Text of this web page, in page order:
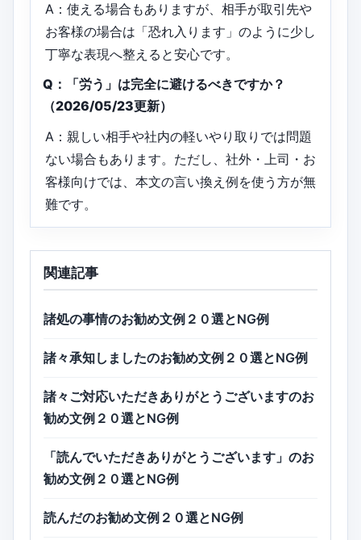
A：使える場合もありますが、相手が取引先や
お客様の場合は「恐れ入ります」のように少し
丁寧な表現へ整えると安心です。
Q：「労う」は完全に避けるべきですか？
（2026/05/23更新）
A：親しい相手や社内の軽いやり取りでは問題
ない場合もあります。ただし、社外・上司・お
客様向けでは、本文の言い換え例を使う方が無
難です。
関連記事
諸処の事情のお勧め文例２０選とNG例
諸々承知しましたのお勧め文例２０選とNG例
諸々ご対応いただきありがとうございますのお
勧め文例２０選とNG例
「読んでいただきありがとうございます」のお
勧め文例２０選とNG例
読んだのお勧め文例２０選とNG例